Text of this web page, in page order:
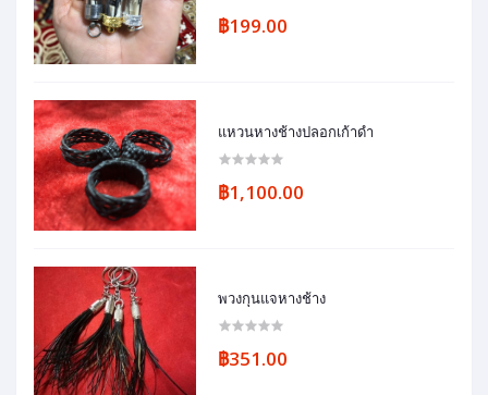
฿199.00
แหวนหางช้างปลอกเก้าดำ
฿1,100.00
พวงกุนแจหางช้าง
฿351.00